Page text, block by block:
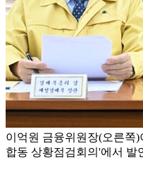
이억원 금융위원장(오른쪽
합동 상황점검회의'에서 발